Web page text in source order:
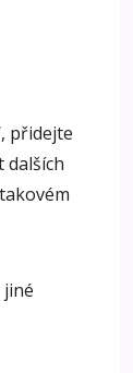
přidejte
dalších